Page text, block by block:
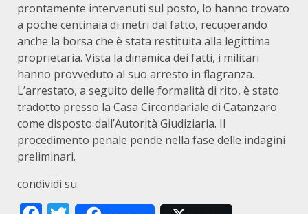
prontamente intervenuti sul posto, lo hanno trovato
a poche centinaia di metri dal fatto, recuperando
anche la borsa che è stata restituita alla legittima
proprietaria. Vista la dinamica dei fatti, i militari
hanno provveduto al suo arresto in flagranza.
L’arrestato, a seguito delle formalità di rito, è stato
tradotto presso la Casa Circondariale di Catanzaro
come disposto dall’Autorità Giudiziaria. Il
procedimento penale pende nella fase delle indagini
preliminari.
condividi su: